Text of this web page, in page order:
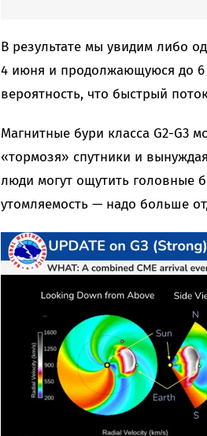
В результате мы увидим либо
4 июня и продолжающуюся до 6
вероятность, что быстрый
Магнитные бури класса G2-G3
«тормозя» спутники и
люди могут ощутить головные
утомляемость — надо больше